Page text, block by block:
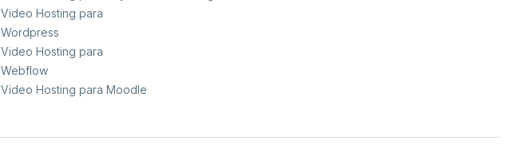
Video Hosting para
Wordpress
Video Hosting para
Webflow
Video Hosting para Moodle